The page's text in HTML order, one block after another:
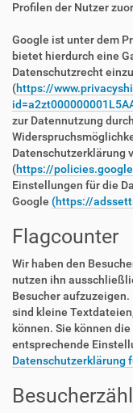
Profilen der Nutzer
Google ist unter dem
bietet hierdurch eine
Datenschutzrecht
(https://
zur Datennutzung
Datenschutzerklärung
(https://
Einstellungen für die
Google (https://
Flagcounter
Wir haben den
nutzen ihn
Besucher
sind kleine
können. Sie können
entsprechende
Datenschutzerklärung